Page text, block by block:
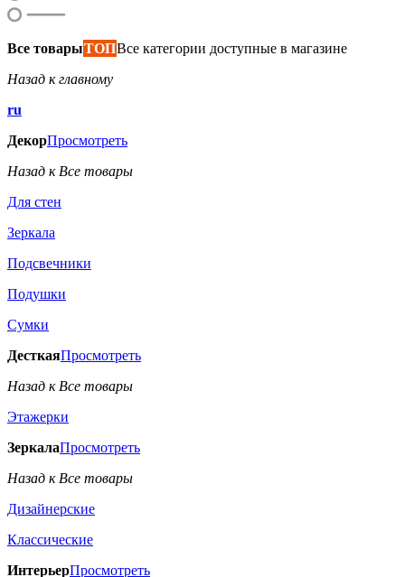
Все товарыТОПВсе категории доступные в магазине
Назад к главному
ru
ДекорПросмотреть
Назад к Все товары
Для стен
Зеркала
Подсвечники
Подушки
Сумки
ДесткаяПросмотреть
Назад к Все товары
Этажерки
ЗеркалаПросмотреть
Назад к Все товары
Дизайнерские
Классические
ИнтерьерПросмотреть